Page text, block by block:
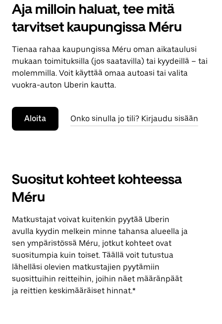
Aja milloin haluat, tee mitä
tarvitset kaupungissa Méru
Tienaa rahaa kaupungissa Méru oman aikataulusi
mukaan toimituksilla (jos saatavilla) tai kyydeillä – tai
molemmilla. Voit käyttää omaa autoasi tai valita
vuokra-auton Uberin kautta.
Aloita Onko sinulla jo tili? Kirjaudu sisään
Suositut kohteet kohteessa
Méru
Matkustajat voivat kuitenkin pyytää Uberin
avulla kyydin melkein minne tahansa alueella ja
sen ympäristössä Méru, jotkut kohteet ovat
suositumpia kuin toiset. Täällä voit tutustua
lähelläsi olevien matkustajien pyytämiin
suosittuihin reitteihin, joihin näet määränpäät
ja reittien keskimääräiset hinnat.*